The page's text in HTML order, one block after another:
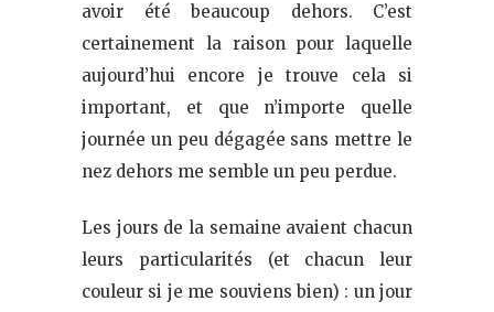
avoir été beaucoup dehors. C’est
certainement la raison pour laquelle
aujourd’hui encore je trouve cela si
important, et que n’importe quelle
journée un peu dégagée sans mettre le
nez dehors me semble un peu perdue.
Les jours de la semaine avaient chacun
leurs particularités (et chacun leur
couleur si je me souviens bien) : un jour